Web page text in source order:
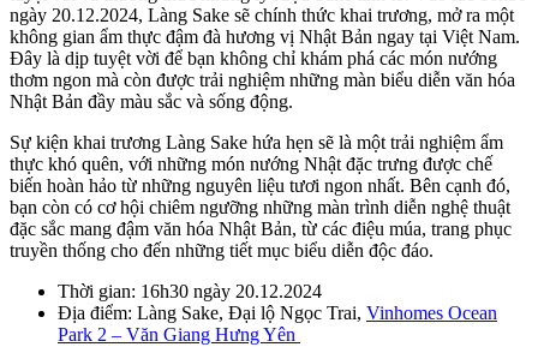
ngày 20.12.2024, Làng Sake sẽ chính thức khai trương, mở ra một
không gian ẩm thực đậm đà hương vị Nhật Bản ngay tại Việt Nam.
Đây là dịp tuyệt vời để bạn không chỉ khám phá các món nướng
thơm ngon mà còn được trải nghiệm những màn biểu diễn văn hóa
Nhật Bản đầy màu sắc và sống động.
Sự kiện khai trương Làng Sake hứa hẹn sẽ là một trải nghiệm ẩm
thực khó quên, với những món nướng Nhật đặc trưng được chế
biến hoàn hảo từ những nguyên liệu tươi ngon nhất. Bên cạnh đó,
bạn còn có cơ hội chiêm ngưỡng những màn trình diễn nghệ thuật
đặc sắc mang đậm văn hóa Nhật Bản, từ các điệu múa, trang phục
truyền thống cho đến những tiết mục biểu diễn độc đáo.
Thời gian: 16h30 ngày 20.12.2024
Địa điểm: Làng Sake, Đại lộ Ngọc Trai, Vinhomes Ocean
Park 2 – Văn Giang Hưng Yên